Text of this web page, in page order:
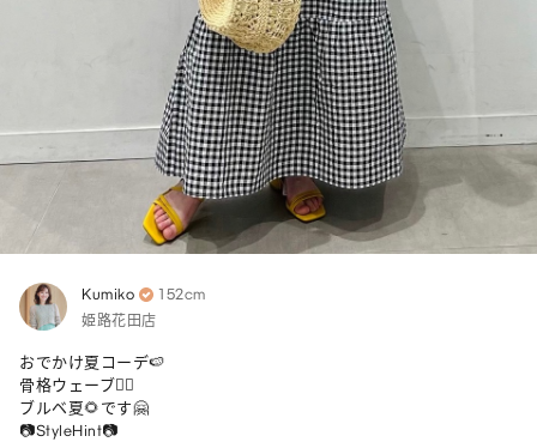
Kumiko 152cm
姫路花田店
おでかけ夏コーデ🍉
骨格ウェーブ🏄‍♀️
ブルベ夏🌻です🤗
📷StyleHint📷